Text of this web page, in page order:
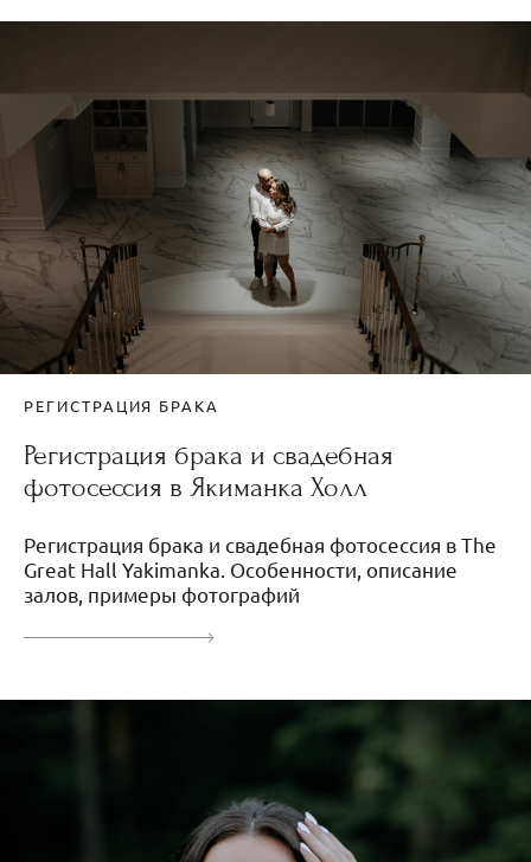
РЕГИСТРАЦИЯ БРАКА
Регистрация брака и свадебная
фотосессия в Якиманка Холл
Регистрация брака и свадебная фотосессия в The
Great Hall Yakimanka. Особенности, описание
залов, примеры фотографий